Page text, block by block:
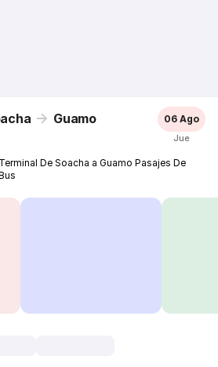
Guamo 06 Ago
Jue
Terminal De Soacha a Guamo Pasajes De